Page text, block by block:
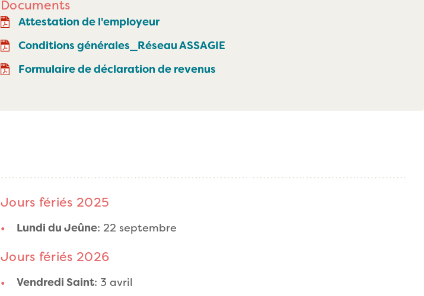
Documents
Attestation de l'employeur
Conditions générales_Réseau ASSAGIE
Formulaire de déclaration de revenus
Jours fériés 2025
Lundi du Jeûne: 22 septembre
Jours fériés 2026
Vendredi Saint: 3 avril